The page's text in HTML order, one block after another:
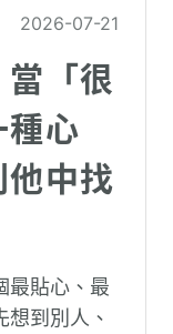
2026-07-21
「很
種心
他中找
最貼心、最
到別人、